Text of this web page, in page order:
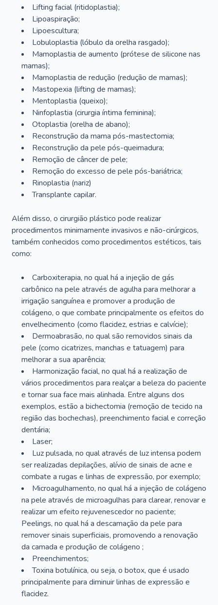
Lifting facial (ritidoplastia);
Lipoaspiração;
Lipoescultura;
Lobuloplastia (lóbulo da orelha rasgado);
Mamoplastia de aumento (prótese de silicone nas
mamas);
Mamoplastia de redução (redução de mamas);
Mastopexia (lifting de mamas);
Mentoplastia (queixo);
Ninfoplastia (cirurgia íntima feminina);
Otoplastia (orelha de abano);
Reconstrução da mama pós-mastectomia;
Reconstrução da pele pós-queimadura;
Remoção de câncer de pele;
Remoção do excesso de pele pós-bariátrica;
Rinoplastia (nariz)
Transplante capilar.
Além disso, o cirurgião plástico pode realizar
procedimentos minimamente invasivos e não-cirúrgicos,
também conhecidos como procedimentos estéticos, tais
como:
Carboxiterapia, no qual há a injeção de gás
carbônico na pele através de agulha para melhorar a
irrigação sanguínea e promover a produção de
colágeno, o que combate principalmente os efeitos do
envelhecimento (como flacidez, estrias e calvície);
Dermoabrasão, no qual são removidos sinais da
pele (como cicatrizes, manchas e tatuagem) para
melhorar a sua aparência;
Harmonização facial, no qual há a realização de
vários procedimentos para realçar a beleza do paciente
e tornar sua face mais alinhada. Entre alguns dos
exemplos, estão a bichectomia (remoção de tecido na
região das bochechas), preenchimento facial e correção
dentária;
Laser;
Luz pulsada, no qual através de luz intensa podem
ser realizadas depilações, alívio de sinais de acne e
combate a rugas e linhas de expressão, por exemplo;
Microagulhamento, no qual há a injeção de colágeno
na pele através de microagulhas para clarear, renovar e
realizar um efeito rejuvenescedor no paciente;
Peelings, no qual há a descamação da pele para
remover sinais superficiais, promovendo a renovação
da camada e produção de colágeno ;
Preenchimentos;
Toxina botulínica, ou seja, o botox, que é usado
principalmente para diminuir linhas de expressão e
flacidez.